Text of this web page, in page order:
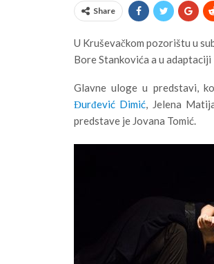
Share
U Kruševačkom pozorištu u
Bore Stankovića a u
Glavne uloge u predstavi,
Đurđević Dimić, Jelena
predstave je Jovana Tomić.